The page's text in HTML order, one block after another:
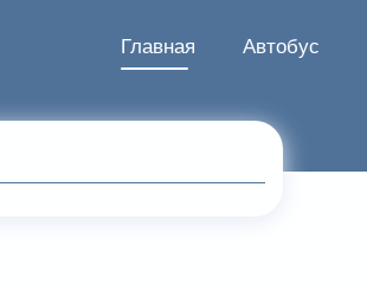
Главная Автобус